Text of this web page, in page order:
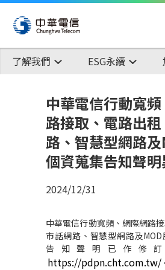
了解我們 ESG永續
中華電信行動寬
路接取、電路出
路、智慧型網路
個資蒐集告知聲
2024/12/31
中華電信行動寬頻、網際網路
市話網路、智慧型網路及
告知聲明已作修
https://pdpn.cht.com.tw/